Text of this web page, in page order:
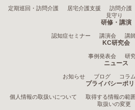
定期巡回・訪問介護 居宅介護支援 訪問介護
見守り
研修・講演
認知症セミナー 講演会 講
KC研究会
事例発表会 研
ニュース
お知らせ ブログ コラム
プライバシーポ
個人情報の取扱いについて 取得する情報の範囲
取扱いの変更